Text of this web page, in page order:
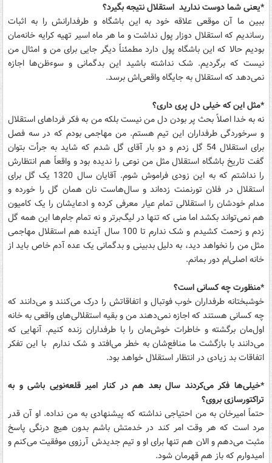
*یعنی شما دوست ندارید استقلال نتیجه بگیرد؟
ببین ما آن موقعی علاقه خود به این باشگاه و طرفدارانش را به اثبات
رساندیم که استقلال دوزار پول نداشت و ما هر ماه اسیر تهیه کرایه خانه‌مان
بودیم حالا که این باشگاه پول دارد مطمئناً دیگر جایی برای من و امثال من
نیست که برگردیم. شک نداشته باشید این بدگمانی و سوءظن‌ها اجازه
نمی‌دهد که استقلال به جایگاه واقعی‌اش برسد.
*مثل این که خیلی دل پری داری؟
نه به خدا اصلاً بحث پر بودن دل من نیست بلکه من به فکر فرداهای استقلال
و سرخوردگی طرفداران این تیم هستم. من مهاجمی بودم که در سه فصل
برای استقلال 54 گل زدم و دو بار آقای گل شدم که شاید به جرأت بتوان
گفت تاریخ باشگاه استقلال مثل من نوعی را ندیده بود و واقعاً هم انتظارش
را نداشتم که به این زودی فراموش شوم. آقایان سال 1320 یک گل برای
استقلال در فلان تورنمنت زده‌اند و سال‌هاست نان همان گل را خورده و
مدام خودشان را استقلالی تمام عیار معرفی کرده و ادعایشان را یک کامیون
هم نمی‌تواند بکشد اما منی که تنها در لیگ‌برتر و نه تمام جام‌ها این همه گل
زدم و زحمت کشیدم و شک ندارم تا 100 سال آینده هم استقلال مهاجمی
مثل من را نخواهد دید، به دلیل بدبینی و بدگمانی یک عده آدم خاص باید از
خانه اصلی‌ام دور بمانم.
*منظورت چه کسانی است؟
خوشبختانه طرفداران خوب فوتبال و اتفاقاتش را درک می‌کنند و می‌دانند که
چه کسانی هستند که اجازه نمی‌دهند من و بقیه استقلالی‌های واقعی به خانه
اول‌مان برگشته و خاطرات خوش‌مان را با طرفداران زنده کنیم. آنهایی که
می‌دانند با بازگشت ما منافع‌شان به خطر می‌افتد و شک ندارم با این تفکر
اتفاقات بد زیادی در انتظار استقلال خواهد بود.
*خیلی‌ها فکر می‌کردند سال بعد هم در کنار امیر قلعه‌نویی باشی و به
تراکتورسازی بروی؟
حتماً امیرخان به من احتیاجی نداشته که پیشنهادی به من نداده. او آن قدر
مرد است که هر وقت امر کند در خدمتش باشم بدون هیچ درنگی پاسخ
مثبت می‌دهم و الان هم تنها برای او و تیم جدیدش آرزوی موفقیت می‌کنم و
امیدوارم که باز هم قهرمان شود.